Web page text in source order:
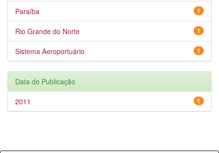
1
Paraíba
1
Rio Grande do Norte
1
Sistema Aeroportuário
Data de Publicação
1
2011